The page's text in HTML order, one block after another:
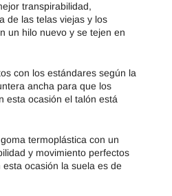
transpirabilidad,
de las telas viejas y los
un hilo nuevo y se tejen en
con los estándares según la
ancha para que los
esta ocasión el talón está
termoplástica con un
y movimiento perfectos
ocasión la suela es de